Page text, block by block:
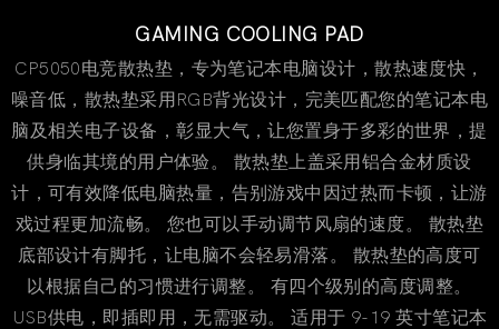
GAMING COOLING PAD
CP5050电竞散热垫，专为笔记本电脑设计，散热速度快，
噪音低，散热垫采用RGB背光设计，完美匹配您的笔记本电
脑及相关电子设备，彰显大气，让您置身于多彩的世界，提
供身临其境的用户体验。 散热垫上盖采用铝合金材质设
计，可有效降低电脑热量，告别游戏中因过热而卡顿，让游
戏过程更加流畅。 您也可以手动调节风扇的速度。 散热垫
底部设计有脚托，让电脑不会轻易滑落。 散热垫的高度可
以根据自己的习惯进行调整。 有四个级别的高度调整。
USB供电，即插即用，无需驱动。 适用于 9-19 英寸笔记本